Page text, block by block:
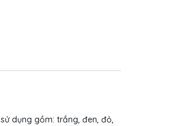
dụng gồm: trắng, đen, đỏ,